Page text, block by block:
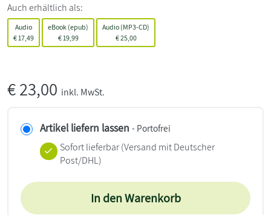
Auch erhältlich als:
Audio
€ 17,49
eBook (epub)
€19,99
Audio (MP3-CD)
€25,00
€23,00 inkl. MwSt.
Artikel liefern lassen - Portofrei
Sofort lieferbar(Versand mit Deutscher
Post/DHL)
In den Warenkorb